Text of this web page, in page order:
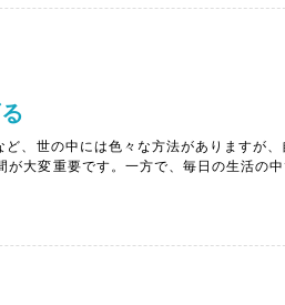
、世の中には色々な方法がありますが
大変重要です。一方で、毎日の生活の中